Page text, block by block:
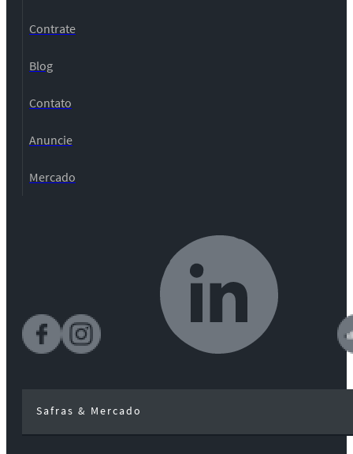
Contrate
Blog
Contato
Anuncie
Mercado
Safras & Mercado